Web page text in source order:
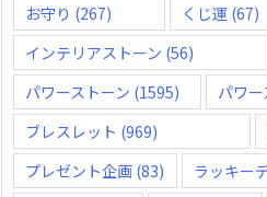
お守り (267) くじ運 (67)
インテリアストーン (56)
パワーストーン (1595) パワ
ブレスレット (969)
プレゼント企画 (83) ラッキー